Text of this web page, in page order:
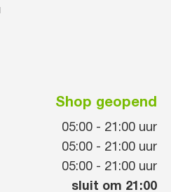
Shop geopend
05:00 - 21:00 uur
05:00 - 21:00 uur
05:00 - 21:00 uur
sluit om 21:00